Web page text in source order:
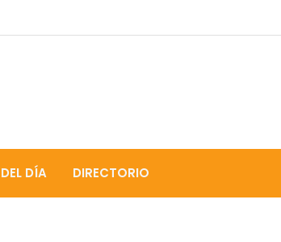
DÍA DIRECTORIO